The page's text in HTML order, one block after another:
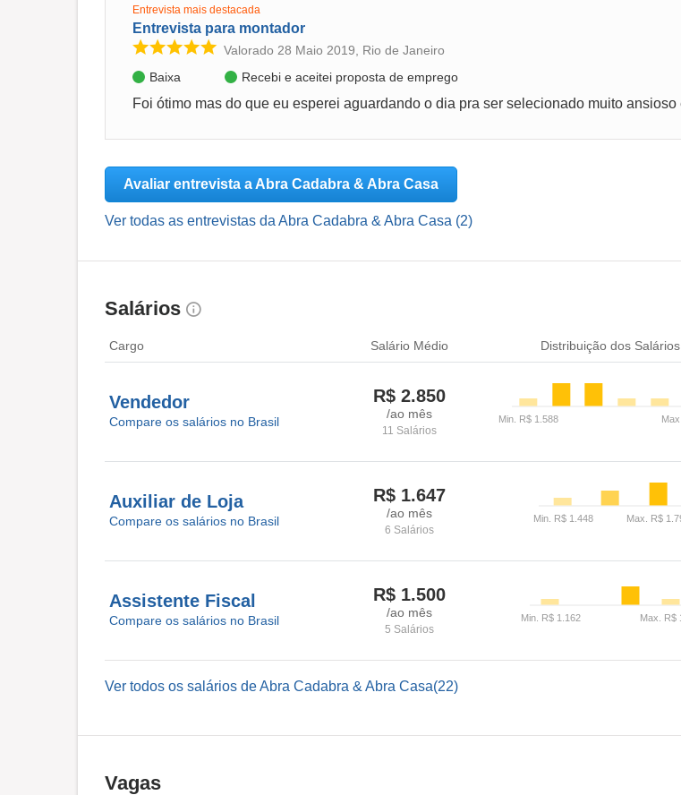
Entrevista mais destacada
Entrevista para montador
Valorado 28 Maio 2019, Rio de Janeiro
Baixa
Recebi e aceitei proposta de emprego
Avaliar entrevista a Abra Cadabra & Abra Casa
Ver todas as entrevistas da Abra Cadabra & Abra Casa (2)
Salários
Cargo Salário Médio Distribuição dos Salários
Vendedor
Compare os salários no Brasil
R$ 2.850
/ao mês
11 Salários
Auxiliar de Loja
Compare os salários no Brasil
R$ 1.647
/ao mês
6 Salários
Assistente Fiscal
Compare os salários no Brasil
R$ 1.500
/ao mês
5 Salários
Ver todos os salários de Abra Cadabra & Abra Casa(22)
Vagas